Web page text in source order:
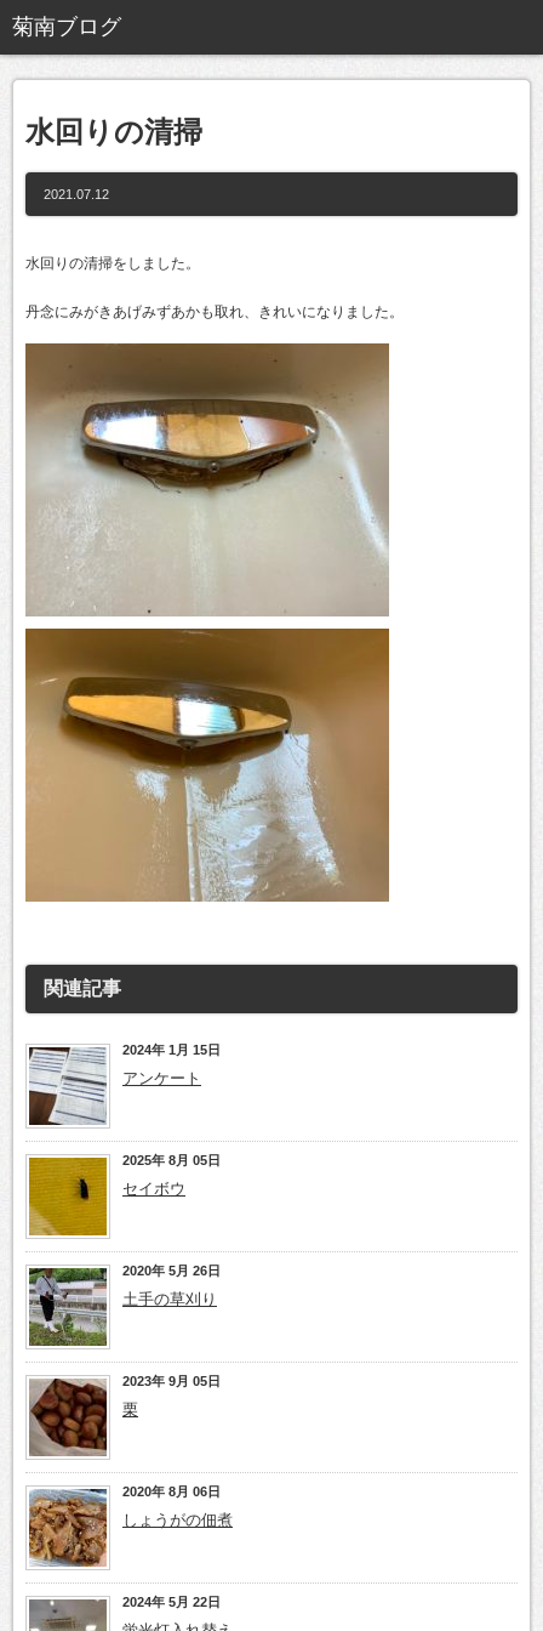
水回りの清掃
2021.07.12
水回りの清掃をしました。
丹念にみがきあげみずあかも取れ、きれいになりました。
関連記事
2024年 1月 15日
アンケート
2025年 8月 05日
セイボウ
2020年 5月 26日
土手の草刈り
2023年 9月 05日
栗
2020年 8月 06日
しょうがの佃煮
2024年 5月 22日